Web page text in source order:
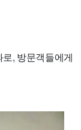
, 방문객들에게